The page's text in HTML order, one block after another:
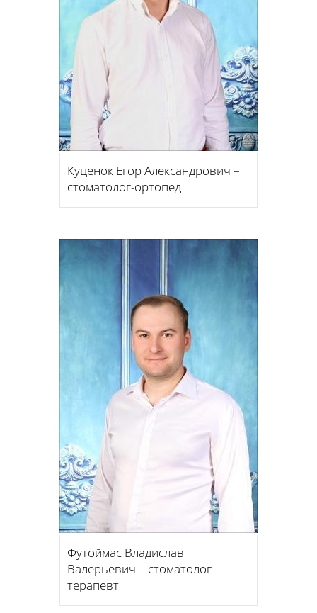
Куценок Егор Александрович –
стоматолог-ортопед
Футоймас Владислав
Валерьевич – стоматолог-
терапевт